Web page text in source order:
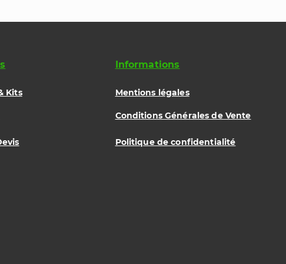
souples, collantes ou légèrement
lissage et de rebouchage
et crépis
Kits
Informations
Mentions légales
Conditions Générales de Vente
Politique de confidentialité